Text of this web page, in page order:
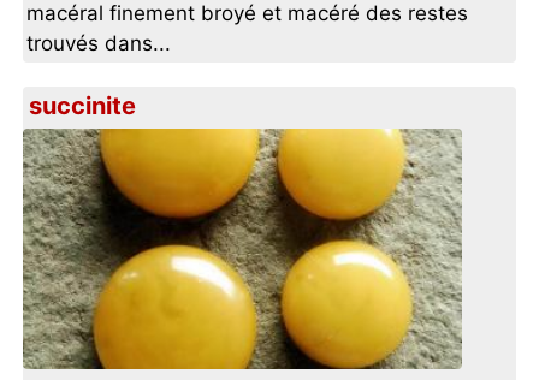
macéral finement broyé et macéré des restes
trouvés dans...
succinite